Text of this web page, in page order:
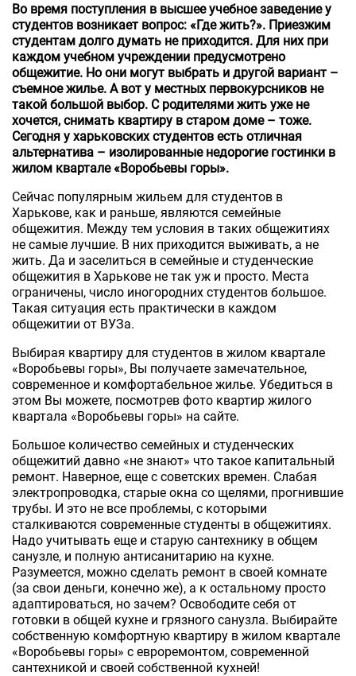
Во время поступления в высшее учебное заведение у
студентов возникает вопрос: «Где жить?». Приезжим
студентам долго думать не приходится. Для них при
каждом учебном учреждении предусмотрено
общежитие. Но они могут выбрать и другой вариант –
съемное жилье. А вот у местных первокурсников не
такой большой выбор. С родителями жить уже не
хочется, снимать квартиру в старом доме – тоже.
Сегодня у харьковских студентов есть отличная
альтернатива – изолированные недорогие гостинки в
жилом квартале «Воробьевы горы».
Сейчас популярным жильем для студентов в
Харькове, как и раньше, являются семейные
общежития. Между тем условия в таких общежитиях
не самые лучшие. В них приходится выживать, а не
жить. Да и заселиться в семейные и студенческие
общежития в Харькове не так уж и просто. Места
ограничены, число иногородних студентов большое.
Такая ситуация есть практически в каждом
общежитии от ВУЗа.
Выбирая квартиру для студентов в жилом квартале
«Воробьевы горы», Вы получаете замечательное,
современное и комфортабельное жилье. Убедиться в
этом Вы можете, посмотрев фото квартир жилого
квартала «Воробьевы горы» на сайте.
Большое количество семейных и студенческих
общежитий давно «не знают» что такое капитальный
ремонт. Наверное, еще с советских времен. Слабая
электропроводка, старые окна со щелями, прогнившие
трубы. И это не все проблемы, с которыми
сталкиваются современные студенты в общежитиях.
Надо учитывать еще и старую сантехнику в общем
санузле, и полную антисанитарию на кухне.
Разумеется, можно сделать ремонт в своей комнате
(за свои деньги, конечно же), а к остальному просто
адаптироваться, но зачем? Освободите себя от
готовки в общей кухне и грязного санузла. Выбирайте
собственную комфортную квартиру в жилом квартале
«Воробьевы горы» с евроремонтом, современной
сантехникой и своей собственной кухней!